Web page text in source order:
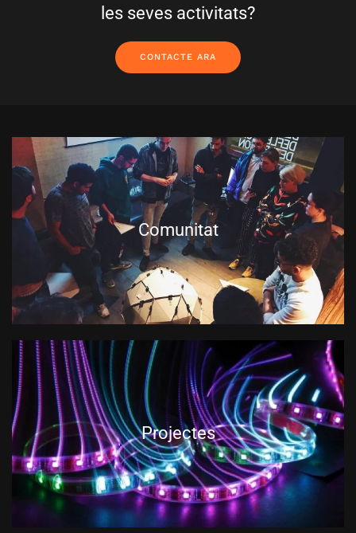
les seves activitats?
CONTACTE ARA
Comunitat
Projectes